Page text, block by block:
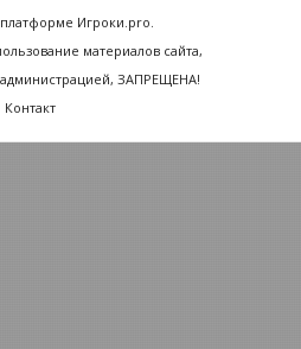
платформе Игроки.pro.
материалов сайта,
администрацией, ЗАПРЕЩЕНА!
Контакт